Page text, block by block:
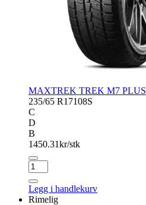
MAXTREK TREK M7 PLUS
235/65 R17108S
C
D
B
1450.31kr/stk
MAXTREK
TREK
M7
PLUS
Legg i handlekurv
Rimelig